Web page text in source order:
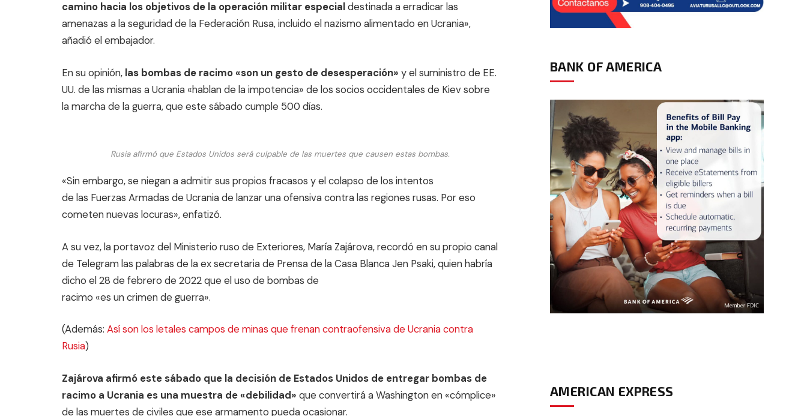
camino hacia los objetivos de la operación militar especialdestinada a erradicar las
amenazas a la seguridad de la Federación Rusa, incluido el nazismo alimentado en Ucrania»,
añadió el embajador.
En su opinión, las bombas de racimo «son un gesto de desesperación» y el suministro de EE.
UU. de las mismas a Ucrania «hablan de la impotencia» de los socios occidentales de Kiev sobre
la marcha de la guerra, que este sábado cumple 500 días.
Rusia afirmó que Estados Unidos será culpable de las muertes que causen estas bombas.
«Sin embargo, se niegan a admitir sus propios fracasos y el colapso de los intentos
de las Fuerzas Armadas de Ucrania de lanzar una ofensiva contra las regiones rusas. Por eso
cometen nuevas locuras», enfatizó.
A su vez, la portavoz del Ministerio ruso de Exteriores, María Zajárova, recordó en su propio canal
de Telegram las palabras de la ex secretaria de Prensa de la Casa Blanca Jen Psaki, quien habría
dicho el 28 de febrero de 2022 que el uso de bombas de
racimo «es un crimen de guerra».
(Además: Así son los letales campos de minas que frenan contraofensiva de Ucrania contra
Rusia)
Zajárova afirmó este sábado que la decisión de Estados Unidos de entregar bombas de
racimo a Ucrania es una muestra de «debilidad» que convertirá a Washington en «cómplice»
de las muertes de civiles que ese armamento pueda ocasionar.
BANK OF AMERICA
AMERICAN EXPRESS